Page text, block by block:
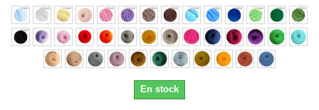
En stock